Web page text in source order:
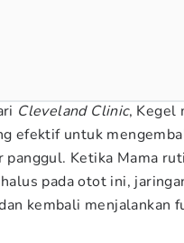
Cleveland Clinic, Kegel
efektif untuk
panggul. Ketika Mama
pada otot ini,
kembali menjalankan